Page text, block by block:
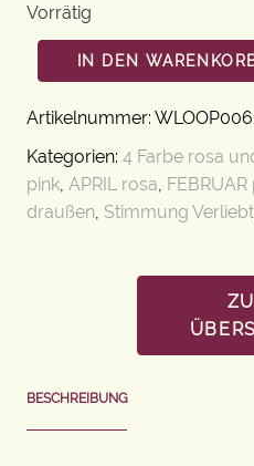
Vorrätig
IN DEN
Artikelnummer:
Kategorien: 4 Farbe rosa
pink, APRIL rosa, FEBRUAR
draußen, Stimmung Verliebt
BESCHREIBUNG